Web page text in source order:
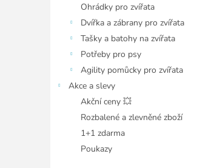
Ohrádky pro zvířata
Dvířka a zábrany pro zvířata
Tašky a batohy na zvířata
Potřeby pro psy
Agility pomůcky pro zvířata
Akce a slevy
Akční ceny 💥
Rozbalené a zlevněné zboží
1+1 zdarma
Poukazy